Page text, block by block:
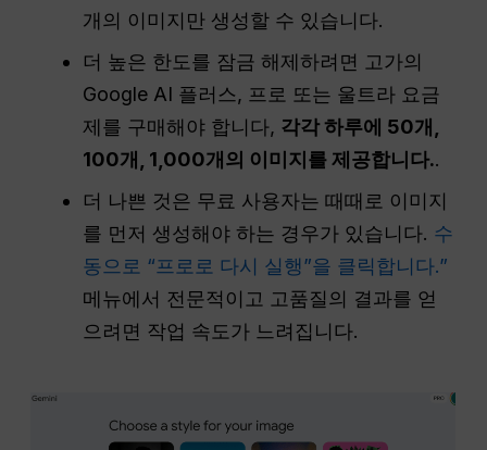
개의 이미지만 생성할 수 있습니다.
더 높은 한도를 잠금 해제하려면 고가의
Google AI 플러스, 프로 또는 울트라 요금
제를 구매해야 합니다, 각각 하루에 50개,
100개, 1,000개의 이미지를 제공합니다..
더 나쁜 것은 무료 사용자는 때때로 이미지
를 먼저 생성해야 하는 경우가 있습니다. 수
동으로 “프로로 다시 실행”을 클릭합니다.”
메뉴에서 전문적이고 고품질의 결과를 얻
으려면 작업 속도가 느려집니다.